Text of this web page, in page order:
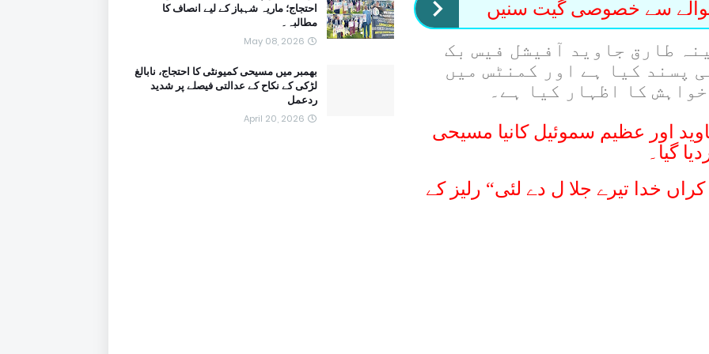
حوالے سے خصوصی گیت سنیں
طارق جاوید آفیشل فیس بک
پسند کیا ہے اور کمنٹس میں
کا اظہار کیا ہے۔
اور عظیم سموئیل کانیا مسیحی
گیا۔
خدا تیرے جلا ل دے لئی“ رلیز کے
احتجاج؛ ماریہ شہباز کے لیے انصاف کا
مطالبہ۔
May 08, 2026
بھمبر میں مسیحی کمیونٹی کا احتجاج، نابالغ
لڑکی کے نکاح کے عدالتی فیصلے پر شدید
ردعمل
April 20, 2026